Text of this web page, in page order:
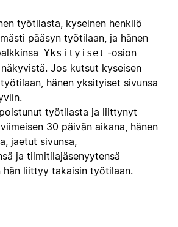
työtilasta, kyseinen henkilö
pääsyn työtilaan, ja hänen
Yksityiset -osion
Jos kutsut kyseisen
hänen yksityiset sivunsa
työtilasta ja liittynyt
30 päivän aikana, hänen
jaetut sivunsa,
ja tiimitilajäsenyytensä
hän liittyy takaisin työtilaan.